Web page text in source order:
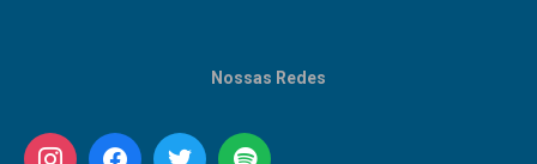
Nossas Redes